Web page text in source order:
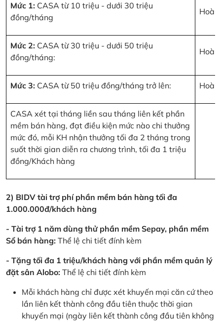
Mức 1: CASA từ 10 triệu - dưới 30 triệu
đồng/tháng
Mức 2: CASA từ 30 triệu - dưới 50 triệu
đồng/tháng:
Mức 3: CASA từ 50 triệu đồng/tháng trở lên:
CASA xét tại tháng liền sau tháng liên kết phần
mềm bán hàng, đạt điều kiện mức nào chi thưởng
mức đó, mỗi KH nhận thưởng tối đa 2 tháng trong
suốt thời gian diễn ra chương trình, tối đa 1 triệu
đồng/Khách hàng
2) BIDV tài trợ phí phần mềm bán hàng tối đa
1.000.000đ/khách hàng
- Tài trợ 1 năm dùng thử phần mềm Sepay, phần mềm
Sổ bán hàng: Thể lệ chi tiết đính kèm
- Tặng tối đa 1 triệu/khách hàng với phần mềm quản lý
đặt sân Alobo: Thể lệ chi tiết đính kèm
Mỗi khách hàng chỉ được xét khuyến mại căn cứ theo
lần liên kết thành công đầu tiên thuộc thời gian
khuyến mại (ngày liên kết thành công đầu tiên không